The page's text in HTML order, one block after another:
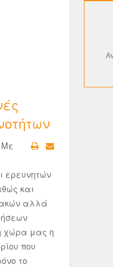
Με
ερευνητών
και
αλλά
χώρα μας η
που
το